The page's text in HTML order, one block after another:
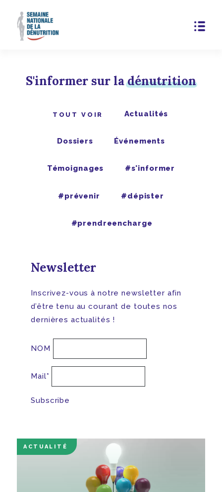
S'informer sur ladénutrition
TOUT VOIR Actualités
Dossiers Événements
Témoignages #s'informer
#prévenir #dépister
#prendreencharge
Newsletter
Inscrivez-vous à notre newsletter afin
d’être tenu au courant de toutes nos
dernières actualités !
NOM
Mail*
ACTUALITÉ